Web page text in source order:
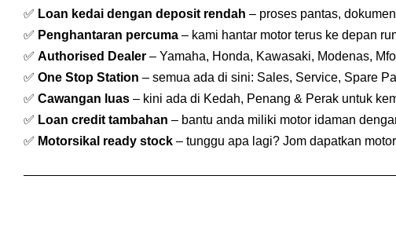
✅ Loan kedai dengan deposit rendah – proses pantas,
✅ Penghantaran percuma – kami hantar motor terus ke depan
✅ Authorised Dealer – Yamaha, Honda, Kawasaki, Modenas,
✅ One Stop Station – semua ada di sini: Sales, Service, Spare
✅ Cawangan luas – kini ada di Kedah, Penang & Perak untuk
✅ Loan credit tambahan – bantu anda miliki motor idaman
✅ Motorsikal ready stock – tunggu apa lagi? Jom dapatkan